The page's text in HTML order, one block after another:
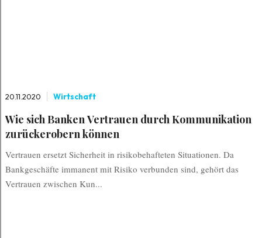
20.11.2020 Wirtschaft
Wie sich Banken Vertrauen durch Kommunikation
zurückerobern können
Vertrauen ersetzt Sicherheit in risikobehafteten Situationen. Da
Bankgeschäfte immanent mit Risiko verbunden sind, gehört das
Vertrauen zwischen Kun...